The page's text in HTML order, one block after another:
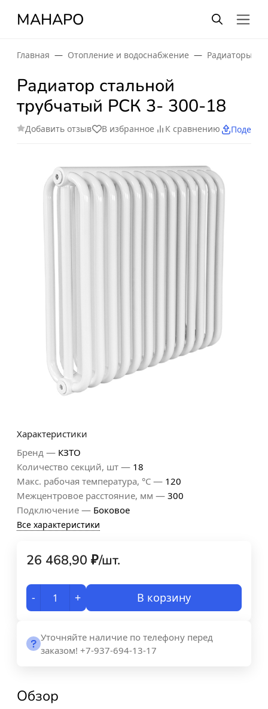
МАНАРО
Главная Отопление и водоснабжение Радиаторы
Радиатор стальной
трубчатый РСК 3- 300-18
Добавить отзыв В избранное К сравнению
Характеристики
Бренд — КЗТО
Количество секций, шт — 18
Макс. рабочая температура, °С — 120
Межцентровое расстояние, мм — 300
Подключение — Боковое
Все характеристики
26 468,90 ₽/шт.
- + В корзину
Уточняйте наличие по телефону перед
заказом! +7-937-694-13-17
Обзор